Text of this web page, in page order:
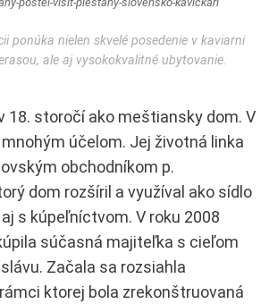
ponúka nielen skvelé posedenie v kaviarni
ale aj vysokokvalitné ubytovanie.
18. storočí ako meštiansky dom. V
účelom. Jej životná linka
obchodníkom p.
dom rozšíril a využíval ako sídlo
s kúpeľníctvom. V roku 2008
súčasná majiteľka s cieľom
Začala sa rozsiahla
ktorej bola zrekonštruovaná